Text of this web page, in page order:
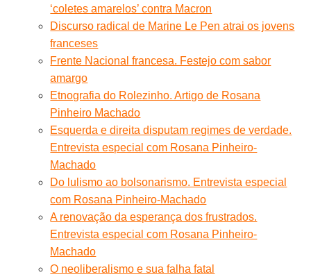
‘coletes amarelos’ contra Macron
Discurso radical de Marine Le Pen atrai os jovens
franceses
Frente Nacional francesa. Festejo com sabor
amargo
Etnografia do Rolezinho. Artigo de Rosana
Pinheiro Machado
Esquerda e direita disputam regimes de verdade.
Entrevista especial com Rosana Pinheiro-
Machado
Do lulismo ao bolsonarismo. Entrevista especial
com Rosana Pinheiro-Machado
A renovação da esperança dos frustrados.
Entrevista especial com Rosana Pinheiro-
Machado
O neoliberalismo e sua falha fatal